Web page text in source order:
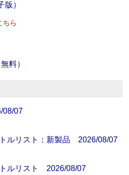
版）
ちら
料）
08/07
ルリスト：新製品 2026/08/07
ルリスト 2026/08/07